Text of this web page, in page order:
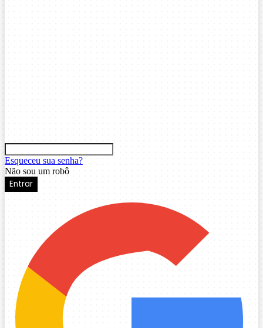
Esqueceu sua senha?
Não sou um robô
Entrar